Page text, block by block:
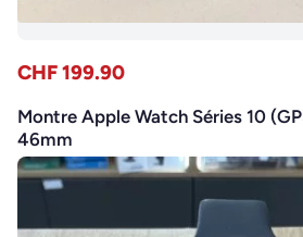
CHF 199.90
Montre Apple Watch Séries 10
46mm